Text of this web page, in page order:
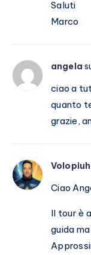
Saluti
Marco
angela
ciao a
quanto
grazie,
Ciao
Il tour è
guida